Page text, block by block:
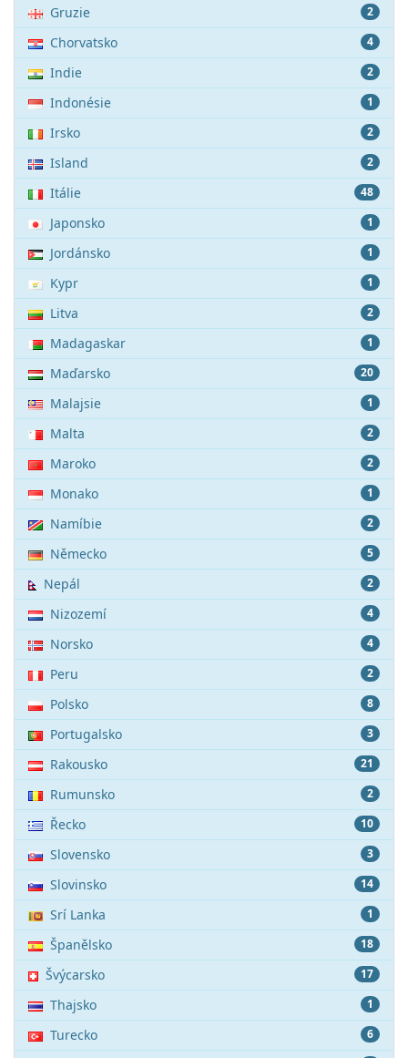
2
Gruzie
4
Chorvatsko
2
Indie
1
Indonésie
2
Irsko
2
Island
48
Itálie
1
Japonsko
1
Jordánsko
1
Kypr
2
Litva
1
Madagaskar
20
Maďarsko
1
Malajsie
2
Malta
2
Maroko
1
Monako
2
Namíbie
5
Německo
2
Nepál
4
Nizozemí
4
Norsko
2
Peru
8
Polsko
3
Portugalsko
21
Rakousko
2
Rumunsko
10
Řecko
3
Slovensko
14
Slovinsko
1
Srí Lanka
18
Španělsko
17
Švýcarsko
1
Thajsko
6
Turecko